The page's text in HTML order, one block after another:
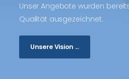
Unser Angebote wurden
Qualität ausgezeichnet.
Unsere Vision ...